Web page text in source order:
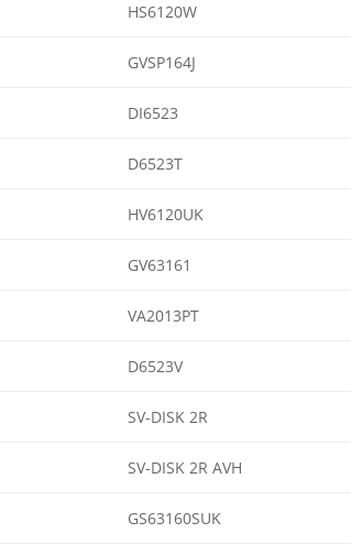
HS6120W
GVSP164J
DI6523
D6523T
HV6120UK
GV63161
VA2013PT
D6523V
SV-DISK 2R
SV-DISK 2R AVH
GS63160SUK